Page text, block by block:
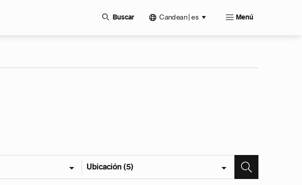
Buscar Candean | es Menú
Ubicación (5)